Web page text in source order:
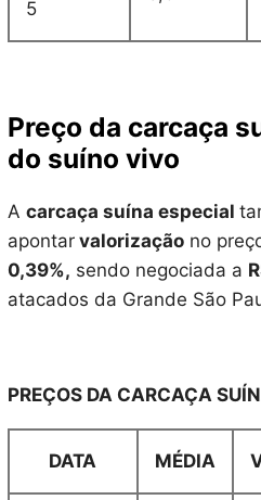
5
Preço da carcaça
do suíno vivo
A carcaça suína especial
apontarvalorizaçãono
0,39%, sendo negociada a
atacados da Grande São
PREÇOS DA CARCAÇA
DATA MÉDIA